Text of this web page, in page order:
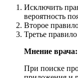
Исключить
вероятность
Второе
Третье
Мнение врача:
При поиске